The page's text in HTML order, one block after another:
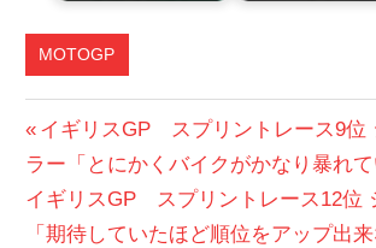
MOTOGP
投
稿
ナ
前
の
投
稿:
イギリスGP スプリントレース9位
ラー「とにかくバイクがかなり暴れて
次
の
イギリスGP スプリントレース12位
「期待していたほど順位をアップ出来